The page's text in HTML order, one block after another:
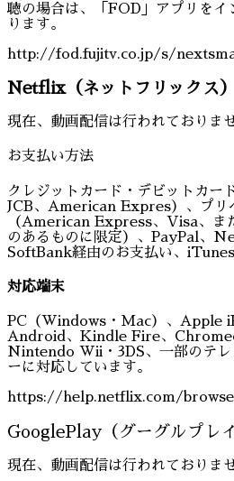
聴の場合は、「FOD」アプリをイ
ります。
http://fod.fujitv.co.jp/s/
Netflix（ネットフリックス）
現在、動画配信は行われておりませ
お支払い方法
クレジットカード・デビットカ
JCB、American Expres）、プリ
（American Express、Visa、ま
のあるものに限定）、PayPal、
SoftBank経由のお支払い、
対応端末
PC（Windows・Mac）、Apple
Android、Kindle Fire、
Nintendo Wii・3DS、一部のテレ
ーに対応しています。
https://help.netflix.com/
GooglePlay（グーグルプレイ
現在、動画配信は行われておりませ